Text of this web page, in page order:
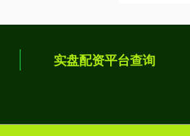
实盘配资平台查询